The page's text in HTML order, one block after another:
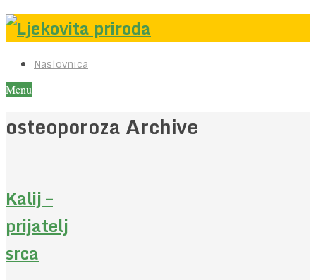
Naslovnica
Menu
osteoporoza Archive
Kalij –
prijatelj
srca